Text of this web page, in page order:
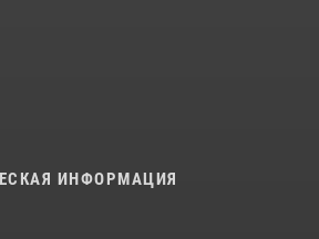
ИНФОРМАЦИЯ